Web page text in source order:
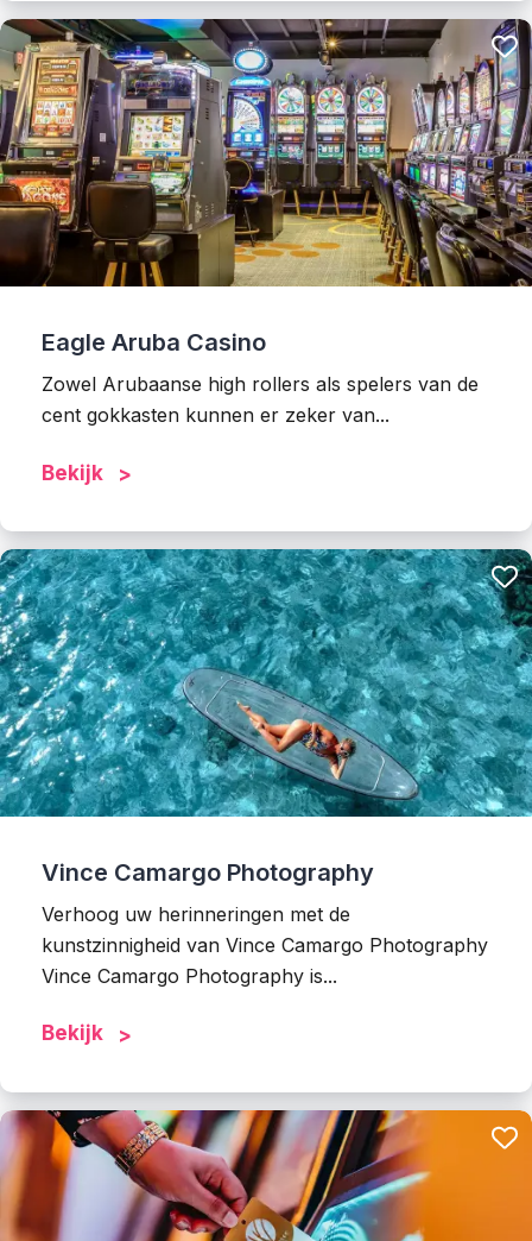
Eagle Aruba Casino
Zowel Arubaanse high rollers als spelers van de
cent gokkasten kunnen er zeker van...
Bekijk
Vince Camargo Photography
Verhoog uw herinneringen met de
kunstzinnigheid van Vince Camargo Photography
Vince Camargo Photography is...
Bekijk